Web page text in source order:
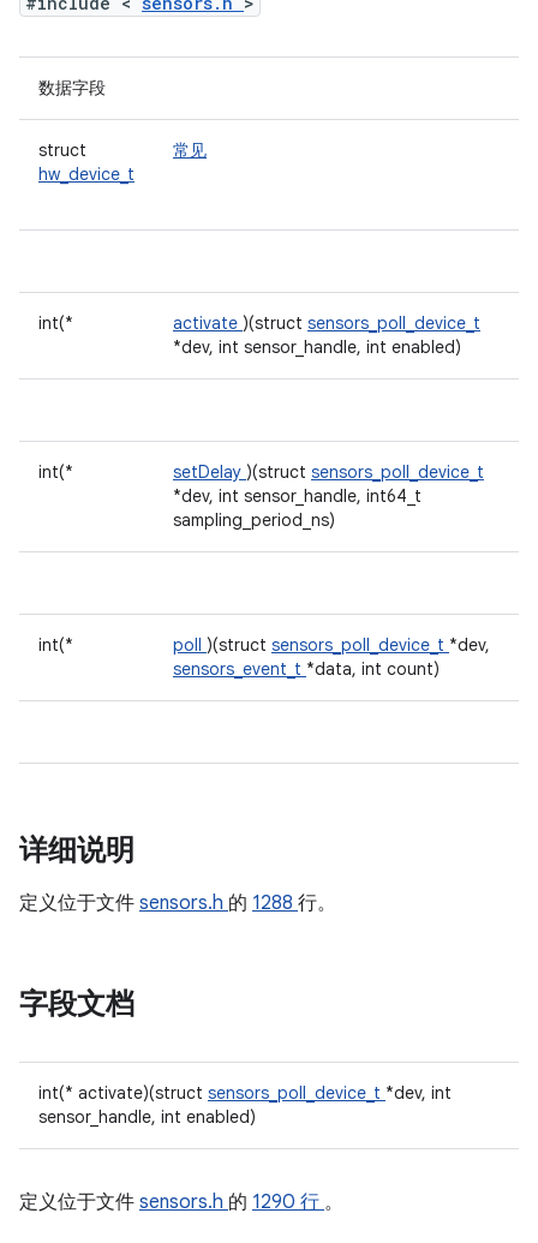
数据字段
struct
hw_device_t
常见
int(* activate )(struct sensors_poll_device_t
*dev, int sensor_handle, int enabled)
int(* setDelay )(struct sensors_poll_device_t
*dev, int sensor_handle, int64_t
sampling_period_ns)
int(* poll )(struct sensors_poll_device_t *dev,
sensors_event_t *data, int count)
详细说明
定义位于文件 sensors.h 的 1288 行。
字段文档
int(* activate)(struct sensors_poll_device_t *dev, int
sensor_handle, int enabled)
定义位于文件 sensors.h 的 1290 行 。